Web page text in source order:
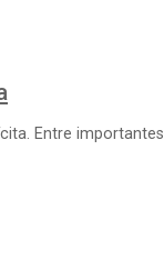
Entre importantes